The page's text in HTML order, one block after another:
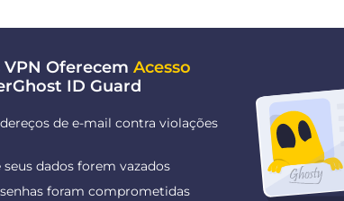
VPN Oferecem Acesso
ID Guard
de e-mail contra violações
seus dados forem vazados
foram comprometidas